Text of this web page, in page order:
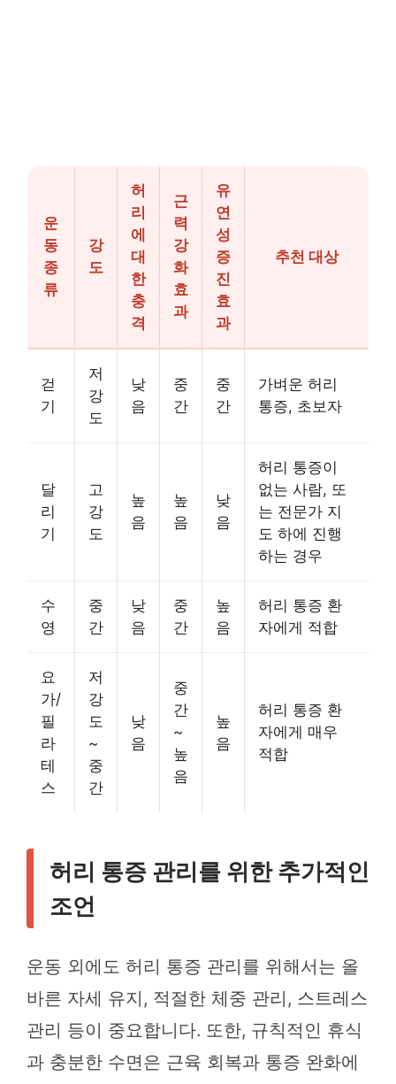
운
동
종
류
강
도
허
리
에
대
한
충
격
근
력
강
화
효
과
유
연
성
증
진
효
과
추천 대상
걷
기
저
강
도
낮
음
중
간
중
간
가벼운 허리
통증, 초보자
달
리
기
고
강
도
높
음
높
음
낮
음
허리 통증이
없는 사람, 또
는 전문가 지
도 하에 진행
하는 경우
수
영
중
간
낮
음
중
간
높
음
허리 통증 환
자에게 적합
요
가/
필
라
테
스
저
강
도
~
중
간
낮
음
중
간
~
높
음
높
음
허리 통증 환
자에게 매우
적합
허리 통증 관리를 위한 추가적인
조언
운동 외에도 허리 통증 관리를 위해서는 올
바른 자세 유지, 적절한 체중 관리, 스트레스
관리 등이 중요합니다. 또한, 규칙적인 휴식
과 충분한 수면은 근육 회복과 통증 완화에